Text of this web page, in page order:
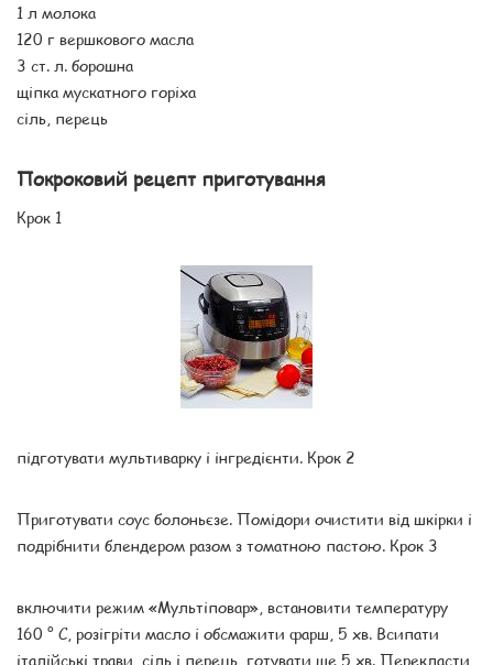
1 л молока
120 г вершкового масла
3 ст. л. борошна
щіпка мускатного горіха
сіль, перець
Покроковий рецепт приготування
Крок 1
підготувати мультиварку і інгредієнти. Крок 2
Приготувати соус болоньєзе. Помідори очистити від шкірки і
подрібнити блендером разом з томатною пастою. Крок 3
включити режим «Мультіповар», встановити температуру
160 ° С, розігріти масло і обсмажити фарш, 5 хв. Всипати
італійські трави, сіль і перець, готувати ще 5 хв. Перекласти